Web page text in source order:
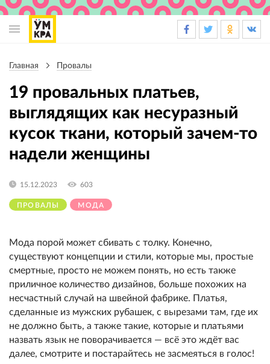
навигации
Главная Провалы
19 провальных платьев,
выглядящих как несуразный
кусок ткани, который зачем-то
надели женщины
ПРОВАЛЫ МОДА
15.12.2023 603
Мода порой может сбивать с толку. Конечно,
существуют концепции и стили, которые мы, простые
смертные, просто не можем понять, но есть также
приличное количество дизайнов, больше похожих на
несчастный случай на швейной фабрике. Платья,
сделанные из мужских рубашек, с вырезами там, где их
не должно быть, а также такие, которые и платьями
назвать язык не поворачивается — всё это ждёт вас
далее, смотрите и постарайтесь не засмеяться в голос!